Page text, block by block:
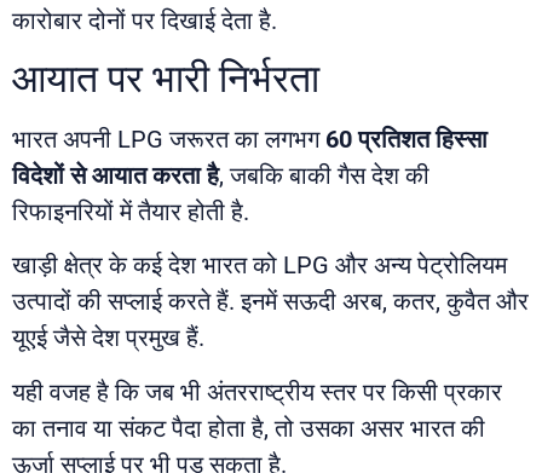
कारोबार दोनों पर दिखाई देता है.
आयात पर भारी निर्भरता
भारत अपनी LPG जरूरत का लगभग 60 प्रतिशत हिस्सा
विदेशों से आयात करता है, जबकि बाकी गैस देश की
रिफाइनरियों में तैयार होती है.
खाड़ी क्षेत्र के कई देश भारत को LPG और अन्य पेट्रोलियम
उत्पादों की सप्लाई करते हैं. इनमें सऊदी अरब, कतर, कुवैत और
यूएई जैसे देश प्रमुख हैं.
यही वजह है कि जब भी अंतरराष्ट्रीय स्तर पर किसी प्रकार
का तनाव या संकट पैदा होता है, तो उसका असर भारत की
ऊर्जा सप्लाई पर भी पड़ सकता है.